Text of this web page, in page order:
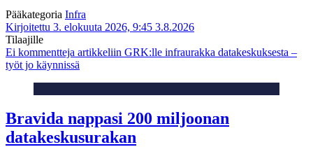
Pääkategoria Infra
Kirjoitettu 3. elokuuta 2026, 9:45 3.8.2026
Tilaajille
Ei kommentteja artikkeliin GRK:lle infraurakka datakeskuksesta –
työt jo käynnissä
Bravida nappasi 200 miljoonan
datakeskusurakan